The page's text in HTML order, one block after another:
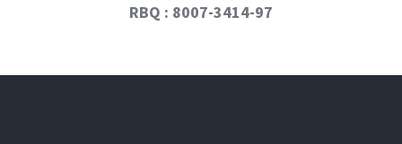
RBQ : 8007-3414-97